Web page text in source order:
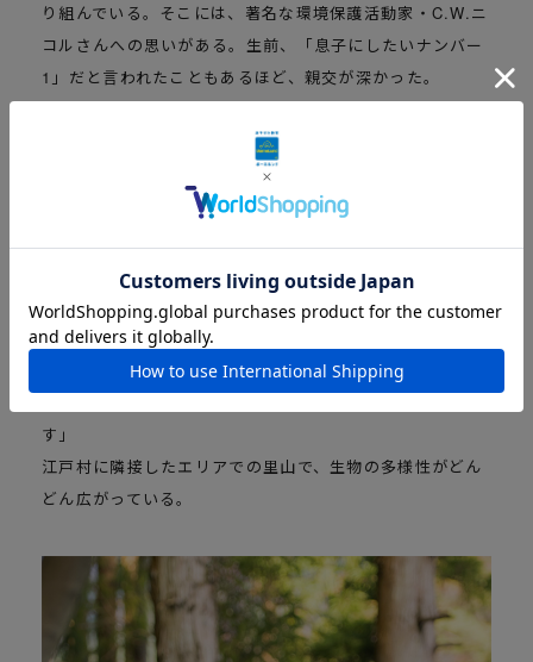
り組んでいる。そこには、著名な環境保護活動家・C.W.ニ
コルさんへの思いがある。生前、「息子にしたいナンバー
1」だと言われたこともあるほど、親交が深かった。
「森と木で人を育む活動をしていたニコルさんが2020年に
逝去された後、その思いと行動を実質的に引き継ぎ、森を
取り戻す作業をコツコツと続けて今年で9年目になりま
木々がひょろひょろと育ってしまって隙間がなく、鳥が飛
びぬけることができなくなっていました。里山では木と木
の間に空間を作ることで、鳥が飛行できるようになり、い
ままでいなかった鳥もやって来るように。その鳥の糞の中
す」
江戸村に隣接したエリアでの里山で、生物の多様性がどん
どん広がっている。